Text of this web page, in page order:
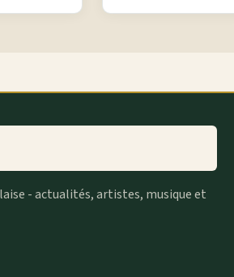
- actualités, artistes, musique et